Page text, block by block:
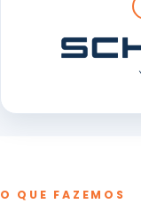
O QUE FAZEMOS